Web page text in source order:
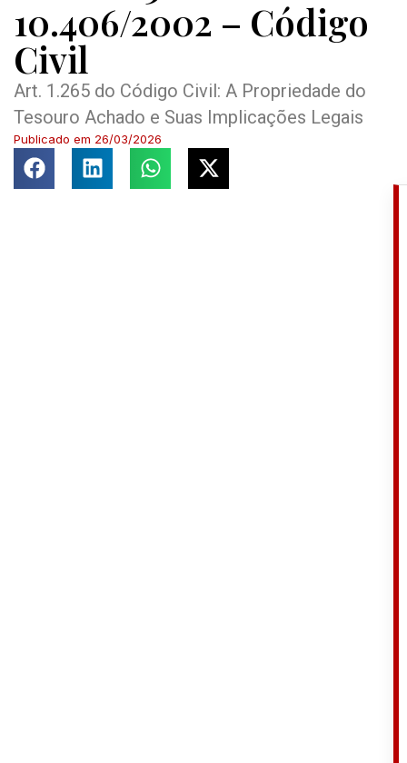
10.406/2002 – Código
Civil
Art. 1.265 do Código Civil: A Propriedade do
Tesouro Achado e Suas Implicações Legais
Publicado em 26/03/2026